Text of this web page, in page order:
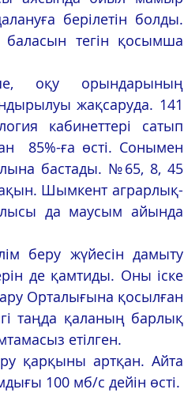
берілетін болды.
тегін қосымша
жақсаруда. 141
кабинеттері сатып
85%-ға өсті. Сонымен
бастады. №65, 8, 45
Шымкент аграрлық-
да маусым айында
де қамтиды. Оны іске
Орталығына қосылған
таңда қаланың барлық
етілген.
100 мб/с дейін өсті.